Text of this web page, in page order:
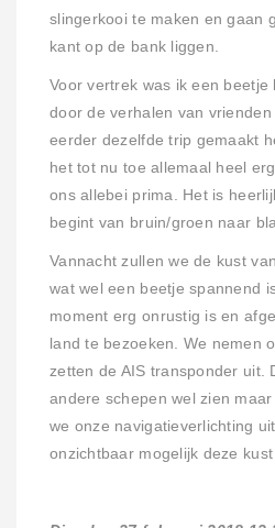
slingerkooi te maken en gaan
kant op de bank liggen.
Voor vertrek was ik een beetje
door de verhalen van
eerder dezelfde trip gemaakt
het tot nu toe allemaal heel
ons allebei prima. Het is
begint van bruin/groen naar
Vannacht zullen we de kust
wat wel een beetje spannend
moment erg onrustig is en
land te bezoeken. We nemen
zetten de AIS transponder uit.
andere schepen wel zien
we onze navigatieverlichting
onzichtbaar mogelijk deze